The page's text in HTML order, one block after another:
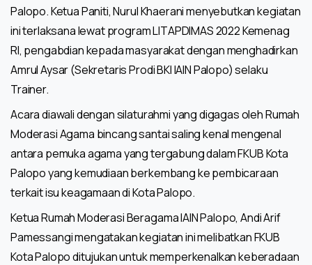
Palopo. Ketua Paniti, Nurul Khaerani menyebutkan kegiatan
ini terlaksana lewat program LITAPDIMAS 2022 Kemenag
RI, pengabdian kepada masyarakat dengan menghadirkan
Amrul Aysar (Sekretaris Prodi BKI IAIN Palopo) selaku
Trainer.
Acara diawali dengan silaturahmi yang digagas oleh Rumah
Moderasi Agama bincang santai saling kenal mengenal
antara pemuka agama yang tergabung dalam FKUB Kota
Palopo yang kemudiaan berkembang ke pembicaraan
terkait isu keagamaan di Kota Palopo.
Ketua Rumah Moderasi Beragama IAIN Palopo, Andi Arif
Pamessangi mengatakan kegiatan ini melibatkan FKUB
Kota Palopo ditujukan untuk memperkenalkan keberadaan